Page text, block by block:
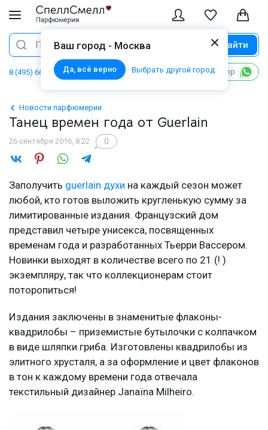
Ваш город - Москва
Да, всё верно Выбрать другой город
Поиск Найти
8 (495) 668 06 02 Написать в WhatsApp
Новости парфюмерии
Танец времен года от Guerlain
26 сентября 2016, 8:22 0
Заполучить guerlain духи на каждый сезон может
любой, кто готов выложить кругленькую сумму за
лимитированные издания. Французский дом
представил четыре унисекса, посвященных
временам года и разработанных Тьерри Вассером.
Новинки выходят в количестве всего по 21 (! )
экземпляру, так что коллекционерам стоит
поторопиться!
Издания заключены в знаменитые флаконы-
квадрилобы – приземистые бутылочки с колпачком
в виде шляпки гриба. Изготовлены квадрилобы из
элитного хрусталя, а за оформление и цвет флаконов
в тон к каждому времени года отвечала
текстильный дизайнер Janaïna Milheiro.